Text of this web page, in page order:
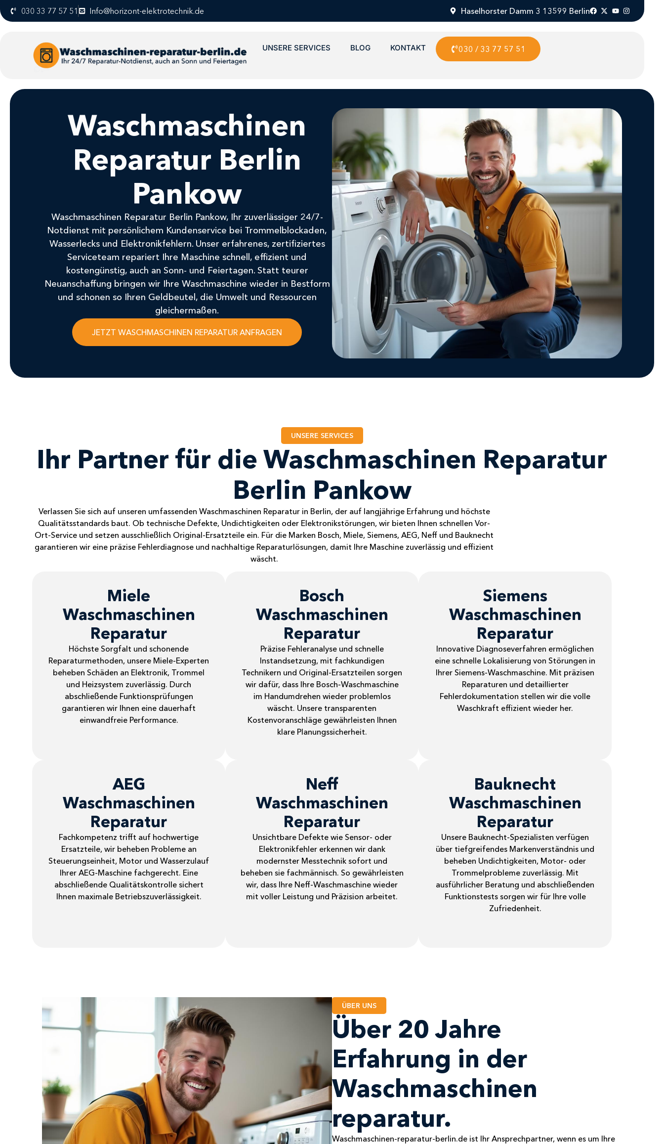
030 33 77 57 51 Info@horizont-elektrotechnik.de Haselhorster Damm 3 13599 Berlin
UNSERE SERVICES BLOG KONTAKT 030 / 33 77 57 51
Waschmaschinen
Reparatur Berlin
Pankow
Waschmaschinen Reparatur Berlin Pankow, Ihr zuverlässiger 24/7-
Notdienst mit persönlichem Kundenservice bei Trommelblockaden,
Wasserlecks und Elektronikfehlern. Unser erfahrenes, zertifiziertes
Serviceteam repariert Ihre Maschine schnell, effizient und
kostengünstig, auch an Sonn- und Feiertagen. Statt teurer
Neuanschaffung bringen wir Ihre Waschmaschine wieder in Bestform
und schonen so Ihren Geldbeutel, die Umwelt und Ressourcen
gleichermaßen.
JETZT WASCHMASCHINEN REPARATUR ANFRAGEN
UNSERE SERVICES
Ihr Partner für die Waschmaschinen Reparatur
Berlin Pankow
Verlassen Sie sich auf unseren umfassenden Waschmaschinen Reparatur in Berlin, der auf langjährige Erfahrung und höchste
Qualitätsstandards baut. Ob technische Defekte, Undichtigkeiten oder Elektronikstörungen, wir bieten Ihnen schnellen Vor-
Ort-Service und setzen ausschließlich Original-Ersatzteile ein. Für die Marken Bosch, Miele, Siemens, AEG, Neff und Bauknecht
garantieren wir eine präzise Fehlerdiagnose und nachhaltige Reparaturlösungen, damit Ihre Maschine zuverlässig und effizient
wäscht.
Miele
Waschmaschinen
Reparatur
Höchste Sorgfalt und schonende
Reparaturmethoden, unsere Miele-Experten
beheben Schäden an Elektronik, Trommel
und Heizsystem zuverlässig. Durch
abschließende Funktionsprüfungen
garantieren wir Ihnen eine dauerhaft
einwandfreie Performance.
Bosch
Waschmaschinen
Reparatur
Präzise Fehleranalyse und schnelle
Instandsetzung, mit fachkundigen
Technikern und Original-Ersatzteilen sorgen
wir dafür, dass Ihre Bosch-Waschmaschine
im Handumdrehen wieder problemlos
wäscht. Unsere transparenten
Kostenvoranschläge gewährleisten Ihnen
klare Planungssicherheit.
Siemens
Waschmaschinen
Reparatur
Innovative Diagnoseverfahren ermöglichen
eine schnelle Lokalisierung von Störungen in
Ihrer Siemens-Waschmaschine. Mit präzisen
Reparaturen und detaillierter
Fehlerdokumentation stellen wir die volle
Waschkraft effizient wieder her.
AEG
Waschmaschinen
Reparatur
Fachkompetenz trifft auf hochwertige
Ersatzteile, wir beheben Probleme an
Steuerungseinheit, Motor und Wasserzulauf
Ihrer AEG-Maschine fachgerecht. Eine
abschließende Qualitätskontrolle sichert
Ihnen maximale Betriebszuverlässigkeit.
Neff
Waschmaschinen
Reparatur
Unsichtbare Defekte wie Sensor- oder
Elektronikfehler erkennen wir dank
modernster Messtechnik sofort und
beheben sie fachmännisch. So gewährleisten
wir, dass Ihre Neff-Waschmaschine wieder
mit voller Leistung und Präzision arbeitet.
Bauknecht
Waschmaschinen
Reparatur
Unsere Bauknecht-Spezialisten verfügen
über tiefgreifendes Markenverständnis und
beheben Undichtigkeiten, Motor- oder
Trommelprobleme zuverlässig. Mit
ausführlicher Beratung und abschließenden
Funktionstests sorgen wir für Ihre volle
Zufriedenheit.
ÜBER UNS
Über 20 Jahre
Erfahrung in der
Waschmaschinen
reparatur.
Waschmaschinen-reparatur-berlin.de ist Ihr Ansprechpartner, wenn es um Ihre